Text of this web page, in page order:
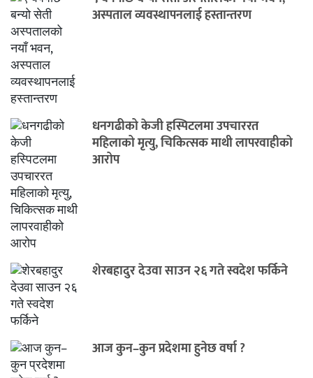
अस्पताल व्यवस्थापनलाई हस्तान्तरण
धनगढीको केजी हस्पिटलमा उपचाररत
महिलाको मृत्यु, चिकित्सक माथी लापरवाहीको
आरोप
शेरबहादुर देउवा साउन २६ गते स्वदेश फर्किने
आज कुन–कुन प्रदेशमा हुनेछ वर्षा ?